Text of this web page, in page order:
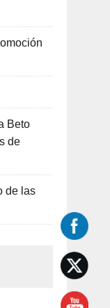
Beto
de
de las